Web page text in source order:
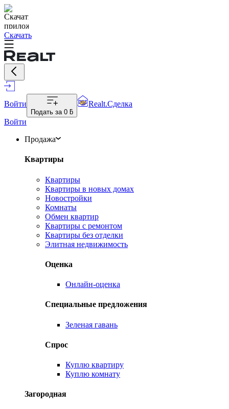
Скачать
Войти
Подать за 0 ƃ
Realt.Сделка
Войти
Продажа
Квартиры
Квартиры
Квартиры в новых домах
Новостройки
Комнаты
Обмен квартир
Квартиры с ремонтом
Квартиры без отделки
Элитная недвижимость
Оценка
Онлайн-оценка
Специальные предложения
Зеленая гавань
Спрос
Куплю квартиру
Куплю комнату
Загородная